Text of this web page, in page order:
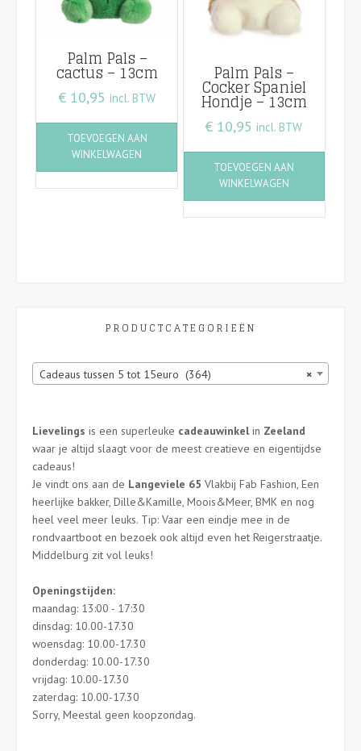
Palm Pals –
cactus – 13cm
€10,95 incl. BTW
TOEVOEGEN AAN
WINKELWAGEN
Palm Pals –
Cocker Spaniel
Hondje – 13cm
€ 10,95 incl. BTW
TOEVOEGEN AAN
WINKELWAGEN
PRODUCTCATEGORIEËN
×
Cadeaus tussen 5 tot 15euro (364)
Lievelings is een superleuke cadeauwinkelin Zeeland
waar je altijd slaagt voor de meest creatieve en eigentijdse
cadeaus!
Je vindt ons aan de Langeviele 65 Vlakbij Fab Fashion, Een
heerlijke bakker, Dille&Kamille, Moois&Meer, BMK en nog
heel veel meer leuks. Tip: Vaar een eindje mee in de
rondvaartboot en bezoek ook altijd even het Reigerstraatje.
Middelburg zit vol leuks!
Openingstijden:
maandag: 13:00 - 17:30
dinsdag: 10.00-17.30
woensdag: 10.00-17.30
donderdag: 10.00-17.30
vrijdag: 10.00-17.30
zaterdag: 10.00-17.30
Sorry, Meestal geen koopzondag.